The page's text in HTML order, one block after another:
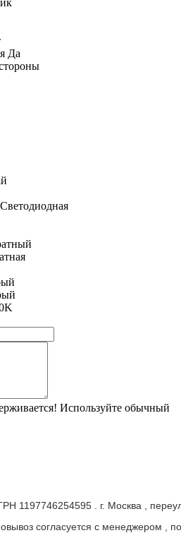
Да
Светодиодная
Используйте обычный
1197746254595 . г. Москва ,
согласуется с менеджером ,